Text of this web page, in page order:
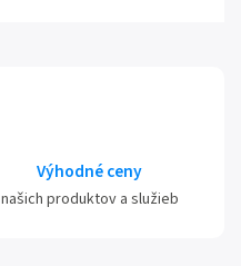
Výhodné ceny
našich produktov a služieb